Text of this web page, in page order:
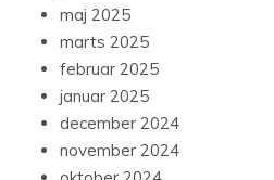
maj 2025
marts 2025
februar 2025
januar 2025
december 2024
november 2024